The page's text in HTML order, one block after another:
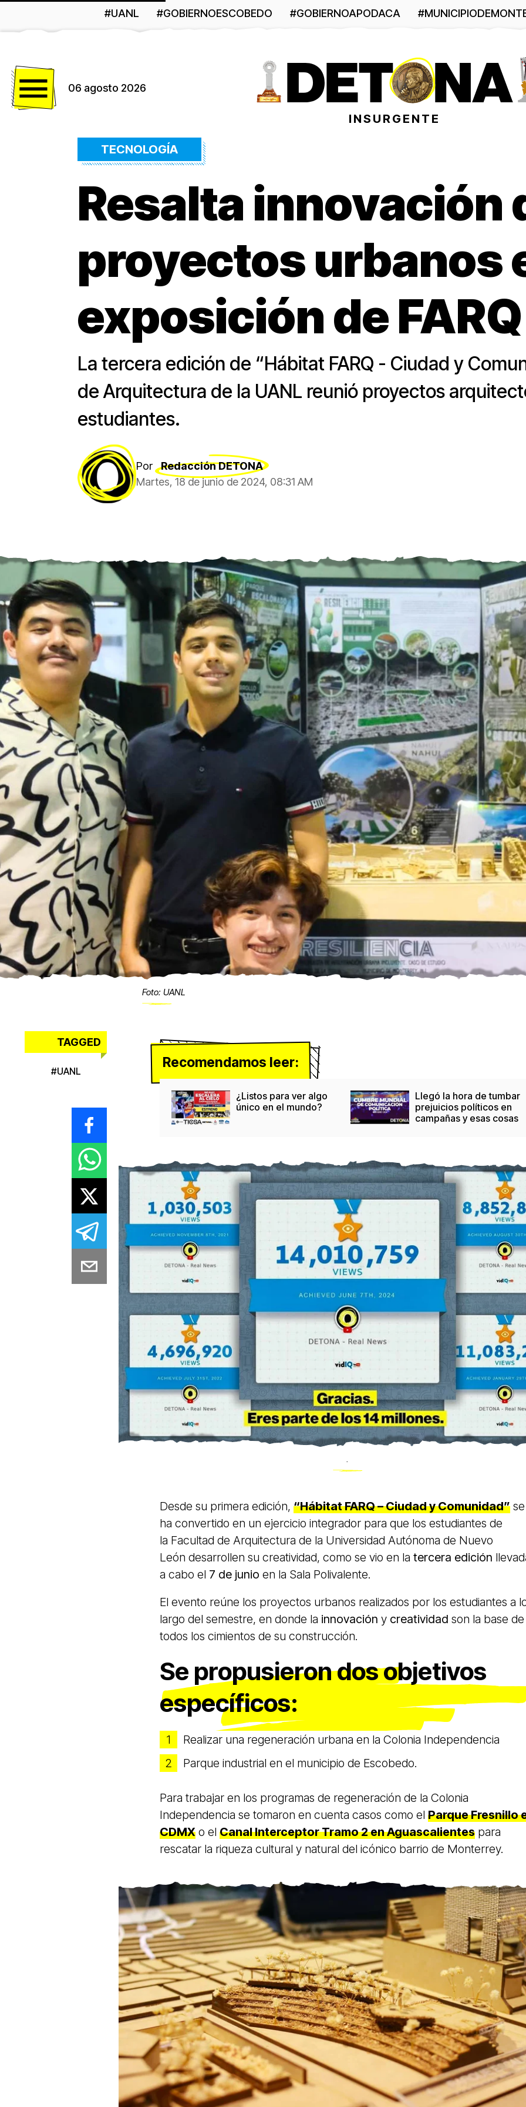
#UANL #GOBIERNOESCOBEDO #GOBIERNOAPODACA
06 agosto 2026
INSURGENTE
TECNOLOGÍA
Resalta innovación
proyectos urbanos
exposición de FARQ
La tercera edición de “Hábitat FARQ - Ciudad y
de Arquitectura de la UANL reunió proyectos
estudiantes.
Por
Redacción DETONA
Martes, 18 de junio de 2024, 08:31 AM
Foto: UANL
TAGGED
#UANL
Recomendamos leer:
¿Listos para ver algo
único en el mundo?
Llegó la hora de tumbar
prejuicios políticos en
campañas y esas cosas
.
Desde su primera edición, “Hábitat FARQ – Ciudad y Comunidad” se
ha convertido en un ejercicio integrador para que los estudiantes de
la Facultad de Arquitectura de la Universidad Autónoma de Nuevo
León desarrollen su creatividad, como se vio en la tercera edición
a cabo el 7 de junio en la Sala Polivalente.
El evento reúne los proyectos urbanos realizados por los estudiantes a
largo del semestre, en donde la innovación y creatividad son la base de
todos los cimientos de su construcción.
Se propusieron dos objetivos
específicos:
Realizar una regeneración urbana en la Colonia Independencia
Parque industrial en el municipio de Escobedo.
Para trabajar en los programas de regeneración de la Colonia
Independencia se tomaron en cuenta casos como el Parque Fresnillo
CDMX o el Canal Interceptor Tramo 2 en Aguascalientes para
rescatar la riqueza cultural y natural del icónico barrio de Monterrey.